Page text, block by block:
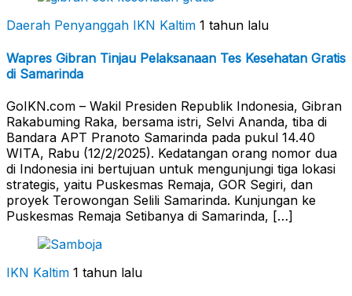
Daerah Penyanggah IKN Kaltim 1 tahun lalu
Wapres Gibran Tinjau Pelaksanaan Tes Kesehatan Gratis
di Samarinda
GoIKN.com – Wakil Presiden Republik Indonesia, Gibran
Rakabuming Raka, bersama istri, Selvi Ananda, tiba di
Bandara APT Pranoto Samarinda pada pukul 14.40
WITA, Rabu (12/2/2025). Kedatangan orang nomor dua
di Indonesia ini bertujuan untuk mengunjungi tiga lokasi
strategis, yaitu Puskesmas Remaja, GOR Segiri, dan
proyek Terowongan Selili Samarinda. Kunjungan ke
Puskesmas Remaja Setibanya di Samarinda, […]
IKN Kaltim 1 tahun lalu